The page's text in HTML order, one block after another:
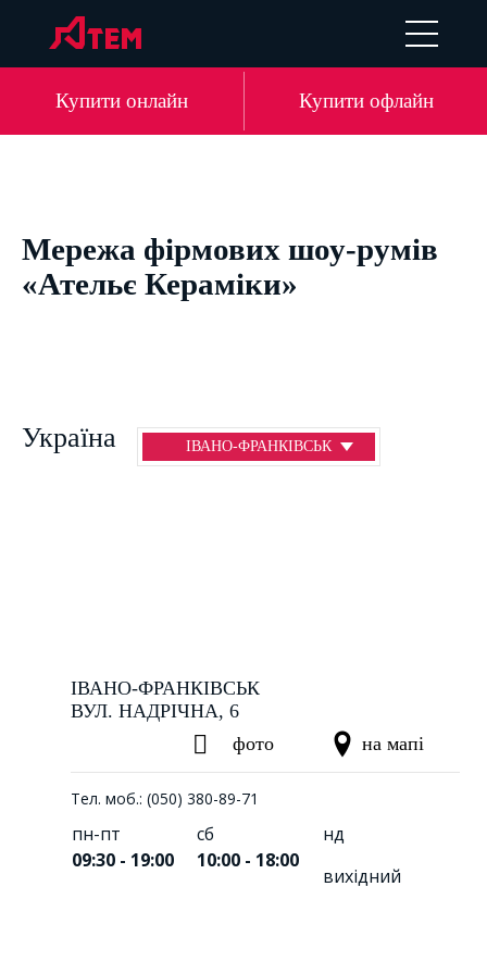
LV RU
Купити онлайн Купити офлайн
Мережа фірмових шоу-румів
«Ательє Кераміки»
Україна ІВАНО-ФРАНКІВСЬК
ІВАНО-ФРАНКІВСЬК
ВУЛ. НАДРІЧНА, 6
фото
на мапі
Тел. моб.: (050) 380-89-71
пн-пт сб
нд
09:30 - 19:00
10:00 - 18:00
вихідний